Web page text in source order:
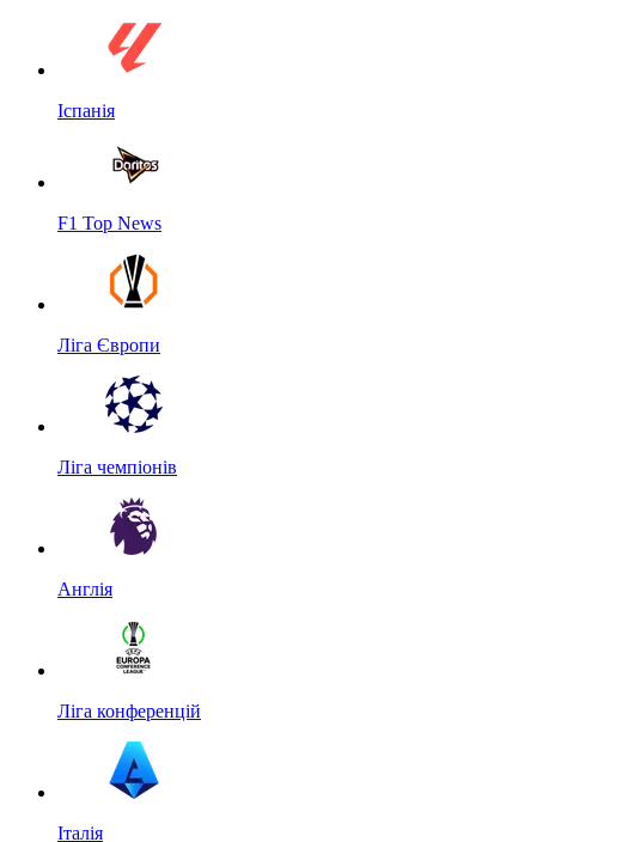
Іспанія
F1 Top News
Ліга Європи
Ліга чемпіонів
Англія
Ліга конференцій
Італія